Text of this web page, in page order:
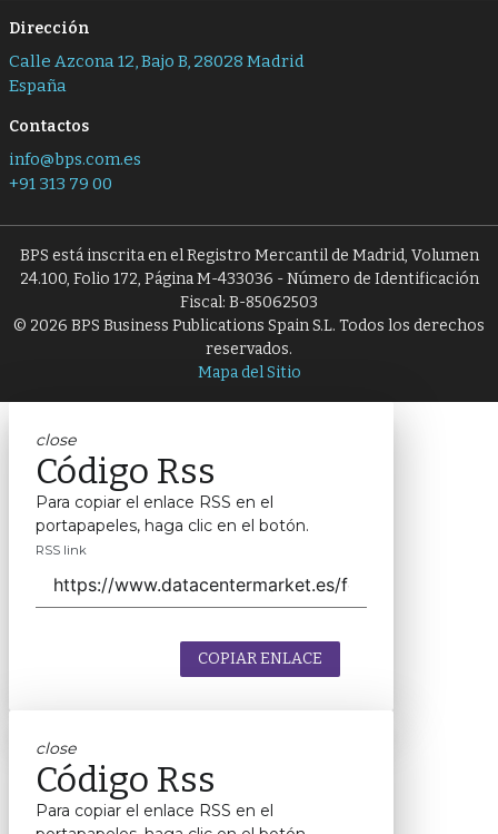
Dirección
Calle Azcona 12, Bajo B, 28028 Madrid
España
Contactos
info@bps.com.es
+91 313 79 00
BPS está inscrita en el Registro Mercantil de Madrid, Volumen
24.100, Folio 172, Página M-433036 - Número de Identificación
Fiscal: B-85062503
© 2026 BPS Business Publications Spain S.L. Todos los derechos
reservados.
Mapa del Sitio
close
Código Rss
Para copiar el enlace RSS en el
portapapeles, haga clic en el botón.
RSS link
COPIAR ENLACE
close
Código Rss
Para copiar el enlace RSS en el